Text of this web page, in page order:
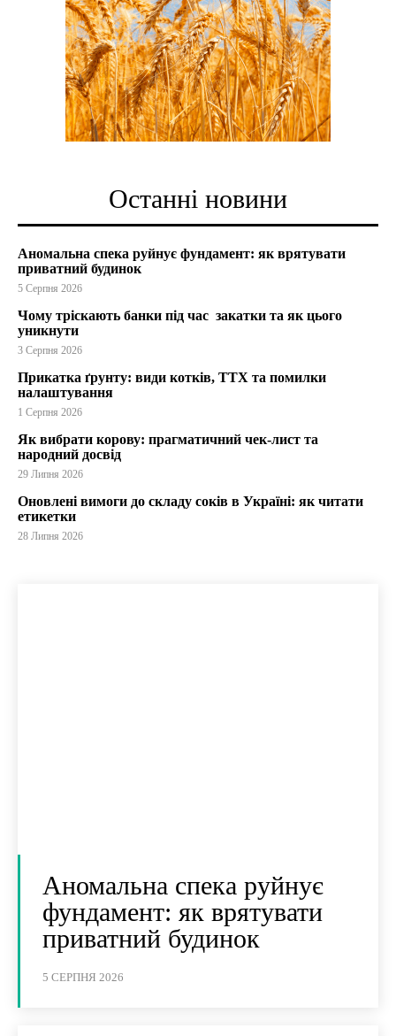
Останні новини
Аномальна спека руйнує фундамент: як врятувати
приватний будинок
5 Серпня 2026
Чому тріскають банки під час закатки та як цього
уникнути
3 Серпня 2026
Прикатка ґрунту: види котків, ТТХ та помилки
налаштування
1 Серпня 2026
Як вибрати корову: прагматичний чек-лист та
народний досвід
29 Липня 2026
Оновлені вимоги до складу соків в Україні: як читати
етикетки
28 Липня 2026
Аномальна спека руйнує
фундамент: як врятувати
приватний будинок
5 СЕРПНЯ 2026